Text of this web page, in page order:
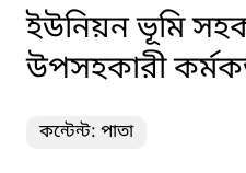
ইউনিয়ন ভূমি
উপসহকারী
কন্টেন্ট: পাতা